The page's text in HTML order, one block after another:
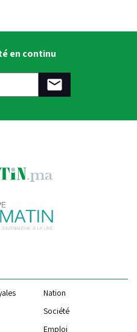
en continu
Nation
Société
Emploi